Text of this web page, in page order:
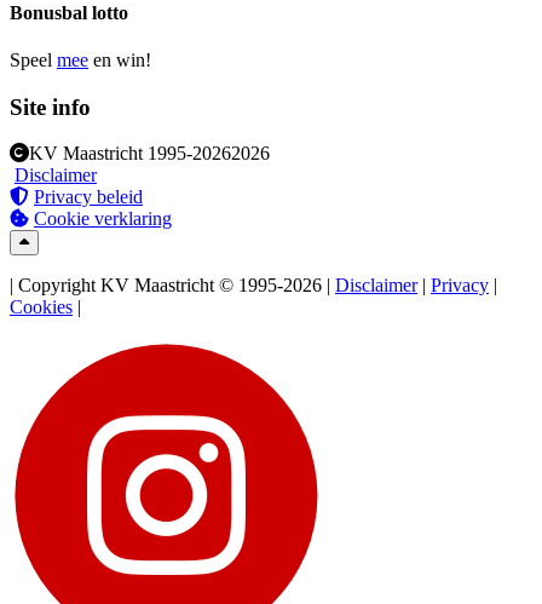
Bonusbal lotto
Speel mee en win!
Site info
KV Maastricht 1995-20262026
Disclaimer
Privacy beleid
Cookie verklaring
| Copyright KV Maastricht © 1995-2026 | Disclaimer| Privacy |
Cookies |